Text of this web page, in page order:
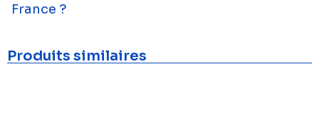
France ?
Produits similaires